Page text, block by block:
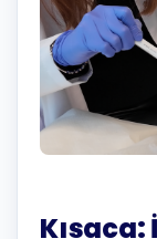
Kısaca: